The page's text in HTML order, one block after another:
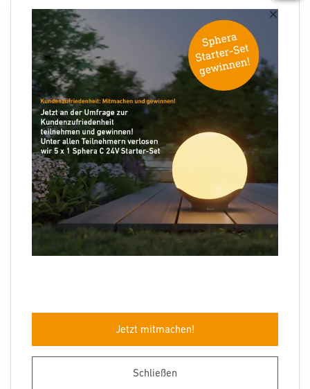
×
Schließen
Jetzt mitmachen!
Ihre E-Mail Adresse
Folgen Sie uns
Sprachauswahl
Herstellergarantie
Entsorgungshinweise